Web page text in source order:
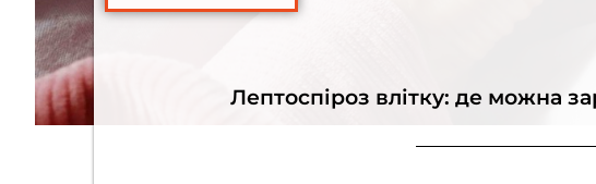
Лептоспіроз влітку: де можна